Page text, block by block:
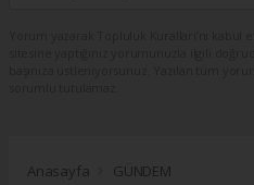
Anasayfa GÜNDEM